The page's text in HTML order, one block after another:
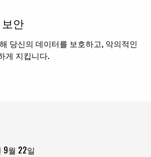
안
당신의 데이터를 보호하고, 악의적인
게 지킵니다.
9월 22일